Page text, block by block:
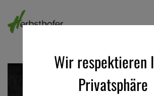
Wir respektieren
Privatsphäre